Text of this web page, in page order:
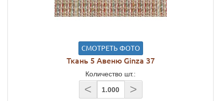
СМОТРЕТЬ ФОТО
Ткань 5 Авеню Ginza 37
Количество шт.:
< >